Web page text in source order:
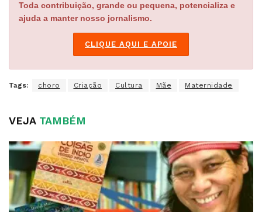
Toda contribuição, grande ou pequena, potencializa e
ajuda a manter nosso jornalismo.
CLIQUE AQUI E APOIE
Tags: choro Criação Cultura Mãe Maternidade
VEJATAMBÉM